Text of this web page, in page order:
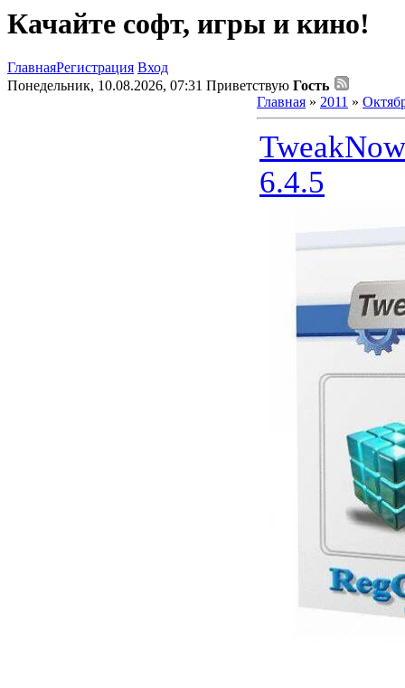
Качайте софт, игры и кино!
ГлавнаяРегистрация Вход
Понедельник, 10.08.2026, 07:31 Приветствую Гость
Главная » 2011 »
6.4.5